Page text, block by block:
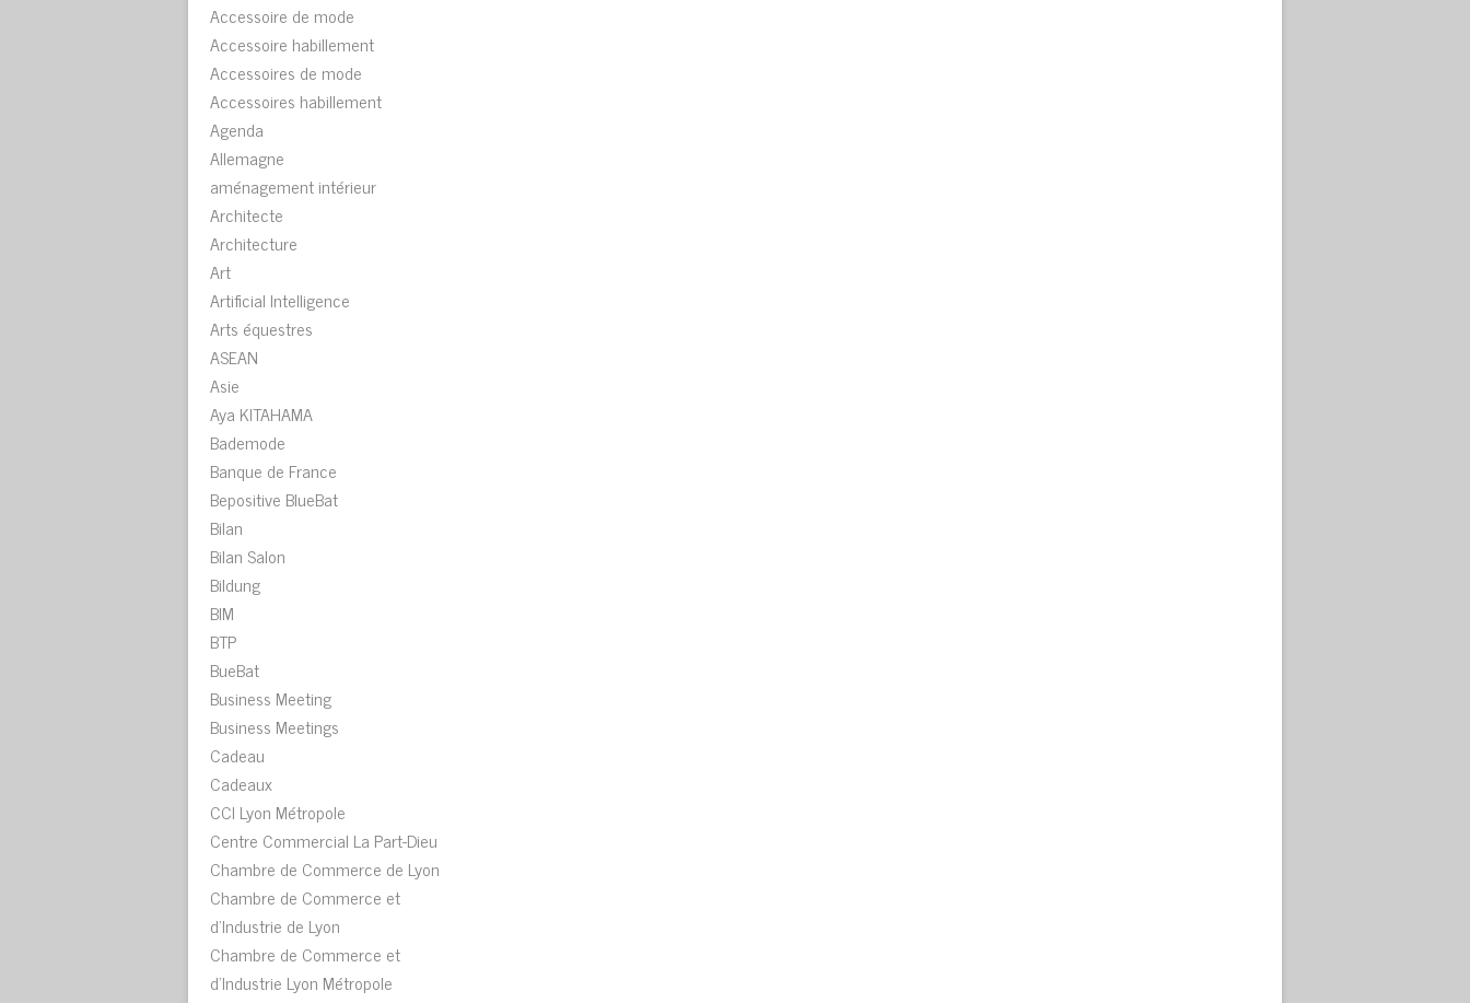
Accessoire de mode
Accessoire habillement
Accessoires de mode
Accessoires habillement
Agenda
Allemagne
aménagement intérieur
Architecte
Architecture
Art
Artificial Intelligence
Arts équestres
ASEAN
Asie
Aya KITAHAMA
Bademode
Banque de France
Bepositive BlueBat
Bilan
Bilan Salon
Bildung
BIM
BTP
BueBat
Business Meeting
Business Meetings
Cadeau
Cadeaux
CCI Lyon Métropole
Centre Commercial La Part-Dieu
Chambre de Commerce de Lyon
Chambre de Commerce et
d'Industrie de Lyon
Chambre de Commerce et
d'Industrie Lyon Métropole